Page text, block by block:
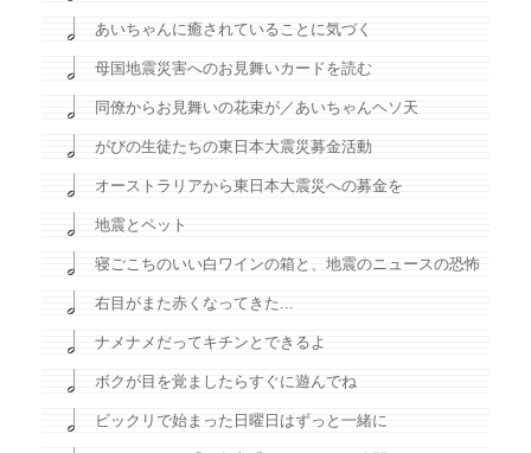
あいちゃんに癒されていることに気づく
母国地震災害へのお見舞いカードを読む
同僚からお見舞いの花束が／あいちゃんヘソ天
がびの生徒たちの東日本大震災募金活動
オーストラリアから東日本大震災への募金を
地震とペット
寝ごこちのいい白ワインの箱と、地震のニュースの恐怖
右目がまた赤くなってきた...
ナメナメだってキチンとできるよ
ボクが目を覚ましたらすぐに遊んでね
ビックリで始まった日曜日はずっと一緒に